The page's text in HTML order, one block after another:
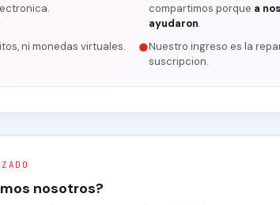
compartimos porque a
ayudaron.
ni monedas virtuales.
●Nuestro ingreso es la
suscripcion.
nosotros?